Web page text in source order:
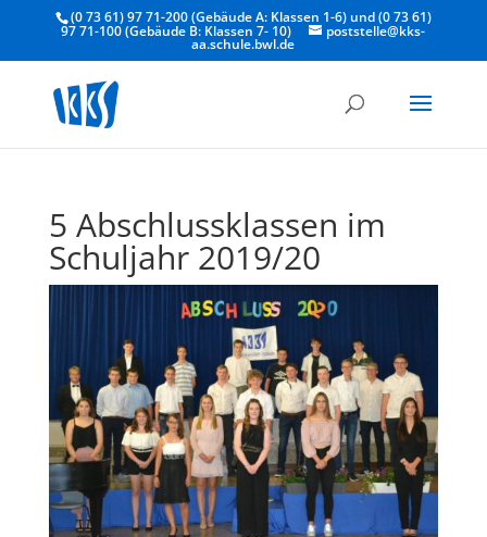
(0 73 61) 97 71-200 (Gebäude A: Klassen 1-6) und (0 73 61)
97 71-100 (Gebäude B: Klassen 7- 10) poststelle@kks-
aa.schule.bwl.de
5 Abschlussklassen im
Schuljahr 2019/20